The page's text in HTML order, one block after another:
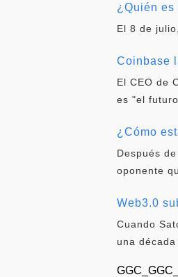
¿Quién
El 8 de
Coinbase
El CEO de
es "el
¿Cómo
Después
oponente
Web3.0
Cuando
una década